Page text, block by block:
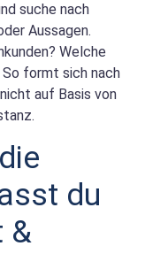
suche nach
Aussagen.
Welche
formt sich nach
auf Basis von
du
&